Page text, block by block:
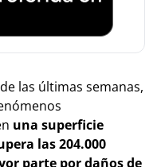
las últimas semanas,
una superficie
las 204.000
parte por daños de